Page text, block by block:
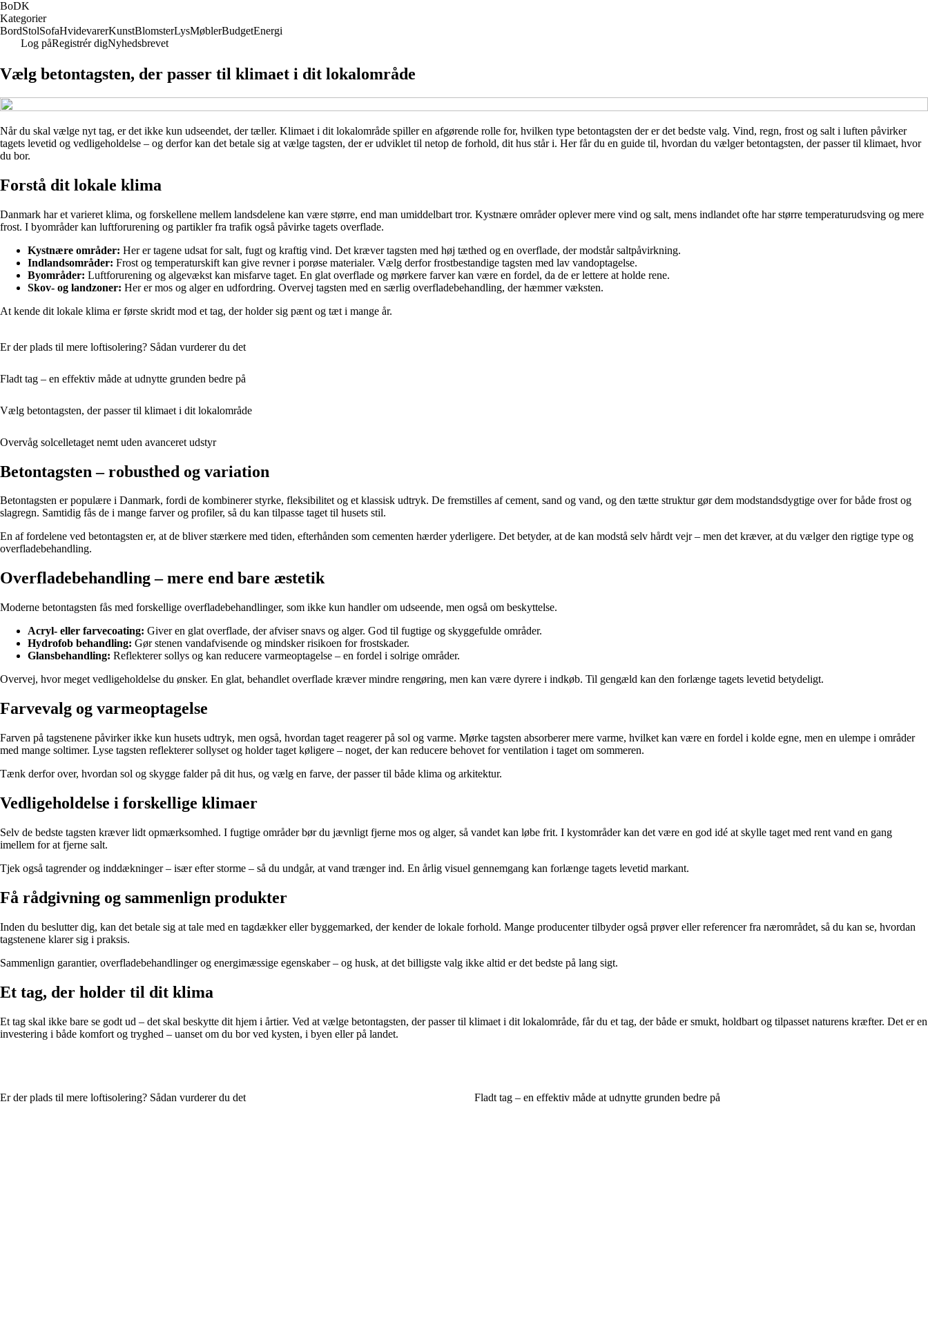
BoDK
Kategorier
BordStolSofaHvidevarerKunstBlomsterLysMøblerBudgetEnergi
Log påRegistrér digNyhedsbrevet
Vælg betontagsten, der passer til klimaet i dit lokalområde
Når du skal vælge nyt tag, er det ikke kun udseendet, der tæller. Klimaet i dit lokalområde spiller en afgørende rolle for, hvilken type betontagsten der er det bedste valg. Vind, regn, frost og salt i luften påvirker
tagets levetid og vedligeholdelse – og derfor kan det betale sig at vælge tagsten, der er udviklet til netop de forhold, dit hus står i. Her får du en guide til, hvordan du vælger betontagsten, der passer til klimaet, hvor
du bor.
Forstå dit lokale klima
Danmark har et varieret klima, og forskellene mellem landsdelene kan være større, end man umiddelbart tror. Kystnære områder oplever mere vind og salt, mens indlandet ofte har større temperaturudsving og mere
frost. I byområder kan luftforurening og partikler fra trafik også påvirke tagets overflade.
Kystnære områder: Her er tagene udsat for salt, fugt og kraftig vind. Det kræver tagsten med høj tæthed og en overflade, der modstår saltpåvirkning.
Indlandsområder: Frost og temperaturskift kan give revner i porøse materialer. Vælg derfor frostbestandige tagsten med lav vandoptagelse.
Byområder: Luftforurening og algevækst kan misfarve taget. En glat overflade og mørkere farver kan være en fordel, da de er lettere at holde rene.
Skov- og landzoner: Her er mos og alger en udfordring. Overvej tagsten med en særlig overfladebehandling, der hæmmer væksten.
At kende dit lokale klima er første skridt mod et tag, der holder sig pænt og tæt i mange år.
Er der plads til mere loftisolering? Sådan vurderer du det
Fladt tag – en effektiv måde at udnytte grunden bedre på
Vælg betontagsten, der passer til klimaet i dit lokalområde
Overvåg solcelletaget nemt uden avanceret udstyr
Betontagsten – robusthed og variation
Betontagsten er populære i Danmark, fordi de kombinerer styrke, fleksibilitet og et klassisk udtryk. De fremstilles af cement, sand og vand, og den tætte struktur gør dem modstandsdygtige over for både frost og
slagregn. Samtidig fås de i mange farver og profiler, så du kan tilpasse taget til husets stil.
En af fordelene ved betontagsten er, at de bliver stærkere med tiden, efterhånden som cementen hærder yderligere. Det betyder, at de kan modstå selv hårdt vejr – men det kræver, at du vælger den rigtige type og
overfladebehandling.
Overfladebehandling – mere end bare æstetik
Moderne betontagsten fås med forskellige overfladebehandlinger, som ikke kun handler om udseende, men også om beskyttelse.
Acryl- eller farvecoating: Giver en glat overflade, der afviser snavs og alger. God til fugtige og skyggefulde områder.
Hydrofob behandling: Gør stenen vandafvisende og mindsker risikoen for frostskader.
Glansbehandling: Reflekterer sollys og kan reducere varmeoptagelse – en fordel i solrige områder.
Overvej, hvor meget vedligeholdelse du ønsker. En glat, behandlet overflade kræver mindre rengøring, men kan være dyrere i indkøb. Til gengæld kan den forlænge tagets levetid betydeligt.
Farvevalg og varmeoptagelse
Farven på tagstenene påvirker ikke kun husets udtryk, men også, hvordan taget reagerer på sol og varme. Mørke tagsten absorberer mere varme, hvilket kan være en fordel i kolde egne, men en ulempe i områder
med mange soltimer. Lyse tagsten reflekterer sollyset og holder taget køligere – noget, der kan reducere behovet for ventilation i taget om sommeren.
Tænk derfor over, hvordan sol og skygge falder på dit hus, og vælg en farve, der passer til både klima og arkitektur.
Vedligeholdelse i forskellige klimaer
Selv de bedste tagsten kræver lidt opmærksomhed. I fugtige områder bør du jævnligt fjerne mos og alger, så vandet kan løbe frit. I kystområder kan det være en god idé at skylle taget med rent vand en gang
imellem for at fjerne salt.
Tjek også tagrender og inddækninger – især efter storme – så du undgår, at vand trænger ind. En årlig visuel gennemgang kan forlænge tagets levetid markant.
Få rådgivning og sammenlign produkter
Inden du beslutter dig, kan det betale sig at tale med en tagdækker eller byggemarked, der kender de lokale forhold. Mange producenter tilbyder også prøver eller referencer fra nærområdet, så du kan se, hvordan
tagstenene klarer sig i praksis.
Sammenlign garantier, overfladebehandlinger og energimæssige egenskaber – og husk, at det billigste valg ikke altid er det bedste på lang sigt.
Et tag, der holder til dit klima
Et tag skal ikke bare se godt ud – det skal beskytte dit hjem i årtier. Ved at vælge betontagsten, der passer til klimaet i dit lokalområde, får du et tag, der både er smukt, holdbart og tilpasset naturens kræfter. Det er en
investering i både komfort og tryghed – uanset om du bor ved kysten, i byen eller på landet.
Er der plads til mere loftisolering? Sådan vurderer du det Fladt tag – en effektiv måde at udnytte grunden bedre på